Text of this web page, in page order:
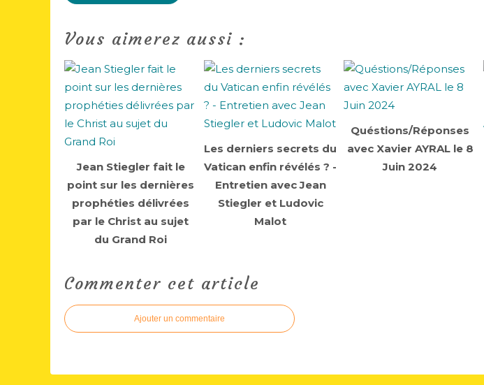
Vous aimerez aussi :
Jean Stiegler fait le
point sur les dernières
prophéties délivrées
par le Christ au sujet
du Grand Roi
Les derniers secrets du
Vatican enfin révélés ? -
Entretien avec Jean
Stiegler et Ludovic
Malot
Quéstions/Réponses
avec Xavier AYRAL le 8
Juin 2024
Commenter cet article
Ajouter un commentaire